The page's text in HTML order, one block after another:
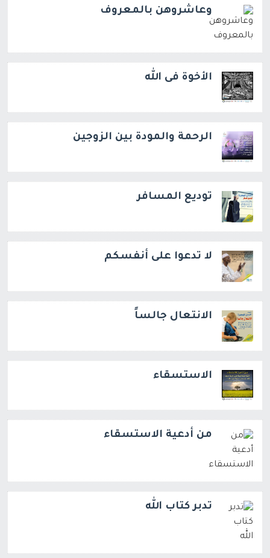
وعاشروهن بالمعروف
الأخوة فى الله
الرحمة والمودة بين الزوجين
توديع المسافر
لا تدعوا على أنفسكم
الانتعال جالساً
الاستسقاء
من أدعية الاستسقاء
تدبر كتاب الله